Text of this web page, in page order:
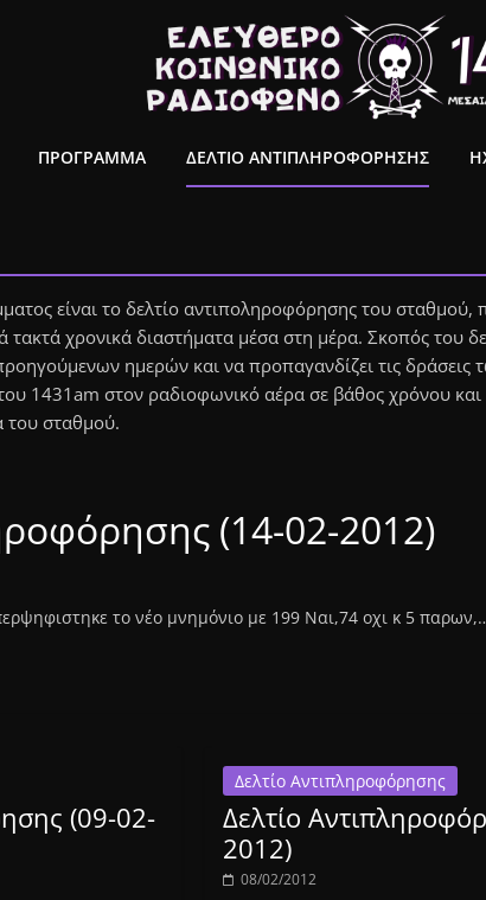
ΠΡΟΓΡΑΜΜΑ ΔΕΛΤΙΟ ΑΝΤΙΠΛΗΡΟΦΟΡΗΣΗΣ
είναι το δελτίο αντιποληροφόρησης του σταθμού,
χρονικά διαστήματα μέσα στη μέρα. Σκοπός του
ημερών και να προπαγανδίζει τις δράσεις
1431am στον ραδιοφωνικό αέρα σε βάθος χρόνου και
του σταθμού.
(14-02-2012)
το νέο μνημόνιο με 199 Ναι,74 οχι κ 5
(09-02-
Δελτίο Αντιπληροφόρησης
Δελτίο
2012)
08/02/2012